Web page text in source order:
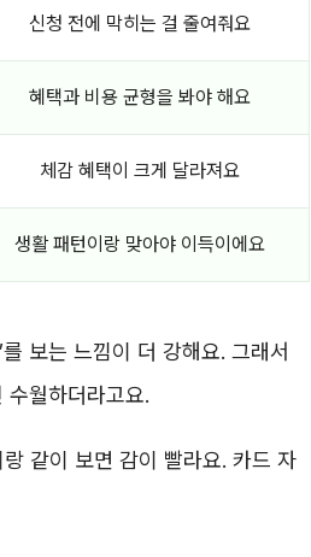
신청 전에 막히는 걸 줄여줘요
혜택과 비용 균형을 봐야 해요
체감 혜택이 크게 달라져요
생활 패턴이랑 맞아야 이득이에요
보는 느낌이 더 강해요. 그래서
월하더라고요.
같이 보면 감이 빨라요. 카드 자